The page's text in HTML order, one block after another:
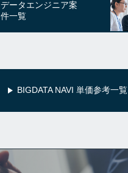
データエンジニア案
件一覧
BIGDATA NAVI 単価参考一覧